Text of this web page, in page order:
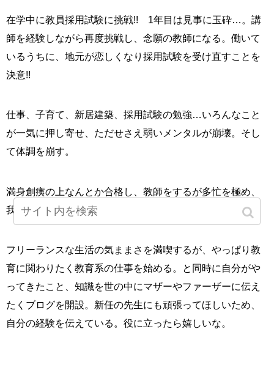
在学中に教員採用試験に挑戦!! 1年目は見事に玉砕…。講
師を経験しながら再度挑戦し、念願の教師になる。働いて
いるうちに、地元が恋しくなり採用試験を受け直すことを
決意!!
仕事、子育て、新居建築、採用試験の勉強…いろんなこと
が一気に押し寄せ、ただせさえ弱いメンタルが崩壊。そし
て体調を崩す。
満身創痍の上なんとか合格し、教師をするが多忙を極め、
我が子との時間を取りたくて退職を決意。
フリーランスな生活の気ままさを満喫するが、やっぱり教
育に関わりたく教育系の仕事を始める。と同時に自分がや
ってきたこと、知識を世の中にマザーやファーザーに伝え
たくブログを開設。新任の先生にも頑張ってほしいため、
自分の経験を伝えている。役に立ったら嬉しいな。